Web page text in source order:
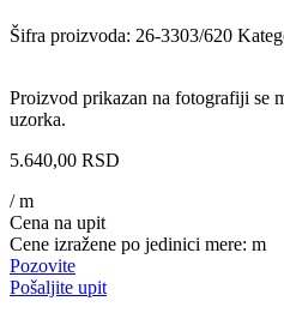
Šifra proizvoda: 26-3303/620
Proizvod prikazan na fotografiji se
uzorka.
5.640,00 RSD
/ m
Cena na upit
Cene izražene po jedinici mere: m
Pozovite
Pošaljite upit